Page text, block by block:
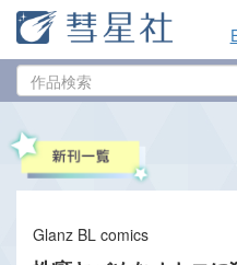
Glanz BL comics